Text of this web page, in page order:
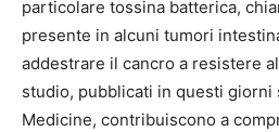
particolare tossina batterica,
presente in alcuni tumori
addestrare il cancro a resistere
studio, pubblicati in questi giorni
Medicine, contribuiscono a